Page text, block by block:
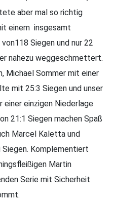
aber mal so richtig
einem insgesamt
Siegen und nur 22
nahezu weggeschmettert.
Michael Sommer mit einer
mit 25:3 Siegen und unser
einer einzigen Niederlage
21:1 Siegen machen Spaß
Marcel Kaletta und
Komplementiert
Martin
Serie mit Sicherheit